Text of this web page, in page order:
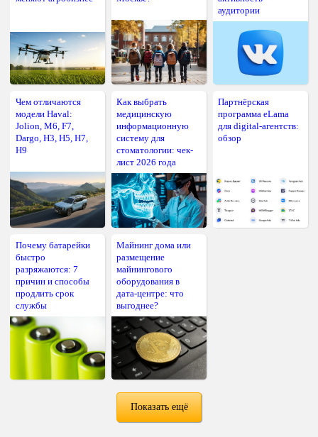
аудитории
Чем отличаются
модели Haval:
Jolion, M6, F7,
Dargo, H3, H5, H7,
H9
Как выбрать
медицинскую
информационную
систему для
стоматологии: чек-
лист 2026 года
Партнёрская
программа eLama
для digital-агентств:
обзор
Почему батарейки
быстро
разряжаются: 7
причин и способы
продлить срок
службы
Майнинг дома или
размещение
майнингового
оборудования в
дата-центре: что
выгоднее?
Показать ещё